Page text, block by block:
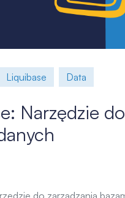
Liquibase Data
Narzędzie